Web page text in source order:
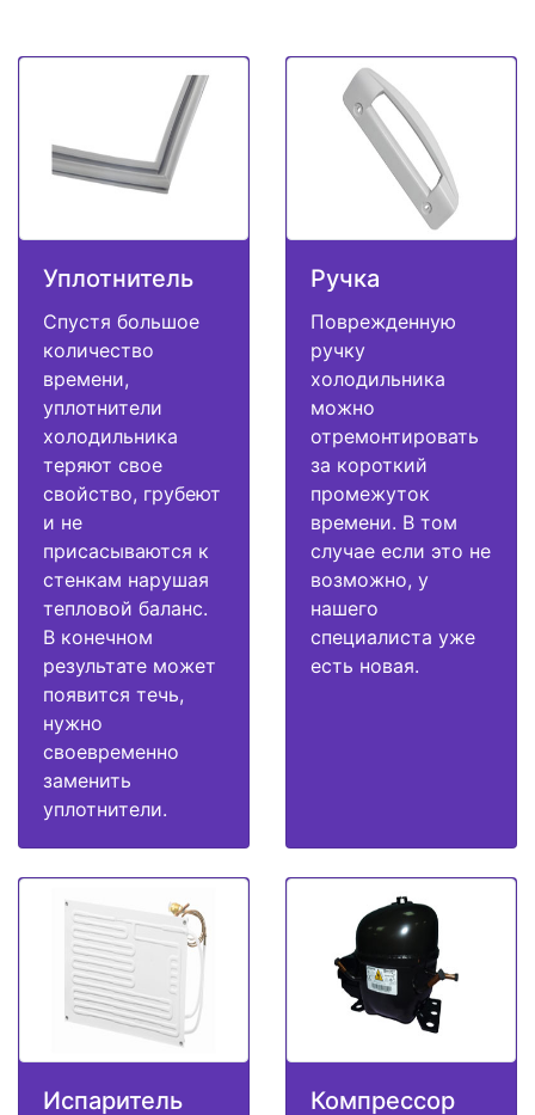
Уплотнитель
Спустя большое
количество
времени,
уплотнители
холодильника
теряют свое
свойство, грубеют
и не
присасываются к
стенкам нарушая
тепловой баланс.
В конечном
результате может
появится течь,
нужно
своевременно
заменить
уплотнители.
Ручка
Поврежденную
ручку
холодильника
можно
отремонтировать
за короткий
промежуток
времени. В том
случае если это не
возможно, у
нашего
специалиста уже
есть новая.
Испаритель Компрессор